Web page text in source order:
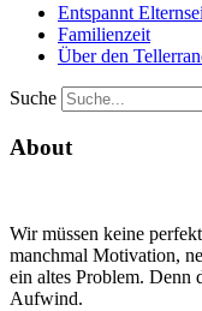
Entspannt
Familienzeit
Über den
Suche
About
Wir müssen keine
manchmal Motivation,
ein altes Problem. Denn
Aufwind.